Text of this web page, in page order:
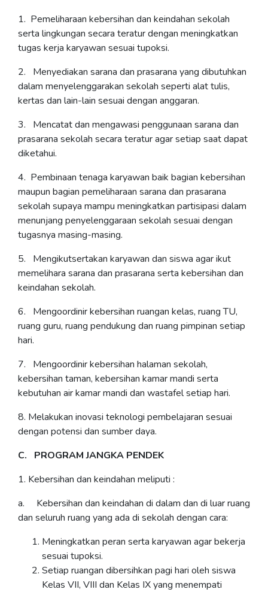
1. Pemeliharaan kebersihan dan keindahan sekolah
serta lingkungan secara teratur dengan meningkatkan
tugas kerja karyawan sesuai tupoksi.
2. Menyediakan sarana dan prasarana yang dibutuhkan
dalam menyelenggarakan sekolah seperti alat tulis,
kertas dan lain-lain sesuai dengan anggaran.
3. Mencatat dan mengawasi penggunaan sarana dan
prasarana sekolah secara teratur agar setiap saat dapat
diketahui.
4. Pembinaan tenaga karyawan baik bagian kebersihan
maupun bagian pemeliharaan sarana dan prasarana
sekolah supaya mampu meningkatkan partisipasi dalam
menunjang penyelenggaraan sekolah sesuai dengan
tugasnya masing-masing.
5. Mengikutsertakan karyawan dan siswa agar ikut
memelihara sarana dan prasarana serta kebersihan dan
keindahan sekolah.
6. Mengoordinir kebersihan ruangan kelas, ruang TU,
ruang guru, ruang pendukung dan ruang pimpinan setiap
hari.
7. Mengoordinir kebersihan halaman sekolah,
kebersihan taman, kebersihan kamar mandi serta
kebutuhan air kamar mandi dan wastafel setiap hari.
8. Melakukan inovasi teknologi pembelajaran sesuai
dengan potensi dan sumber daya.
C. PROGRAM JANGKA PENDEK
1. Kebersihan dan keindahan meliputi :
a. Kebersihan dan keindahan di dalam dan di luar ruang
dan seluruh ruang yang ada di sekolah dengan cara:
Meningkatkan peran serta karyawan agar bekerja
sesuai tupoksi.
Setiap ruangan dibersihkan pagi hari oleh siswa
Kelas VII, VIII dan Kelas IX yang menempati